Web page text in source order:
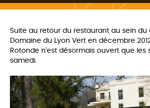
Suite au retour du restaurant au sein du
Domaine du Lyon Vert en décembre
Rotonde n'est désormais ouvert que les
samedi.